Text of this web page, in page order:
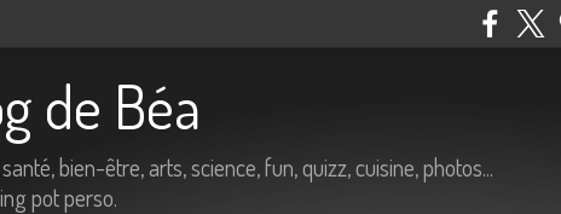
de Béa
bien-être, arts, science, fun, quizz, cuisine, photos...
pot perso.